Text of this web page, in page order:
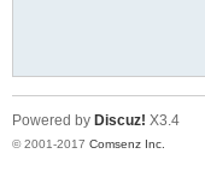
Powered by Discuz! X3.4
© 2001-2017 Comsenz Inc.